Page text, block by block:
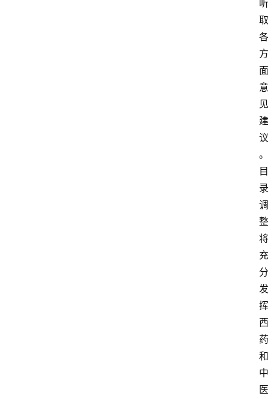
听
取
各
方
面
意
见
建
议
。
目
录
调
整
将
充
分
发
挥
西
药
和
中
医